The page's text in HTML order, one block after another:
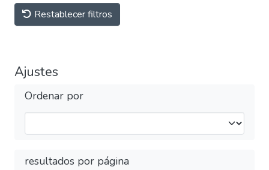
Restablecer filtros
Ajustes
Ordenar por
resultados por página